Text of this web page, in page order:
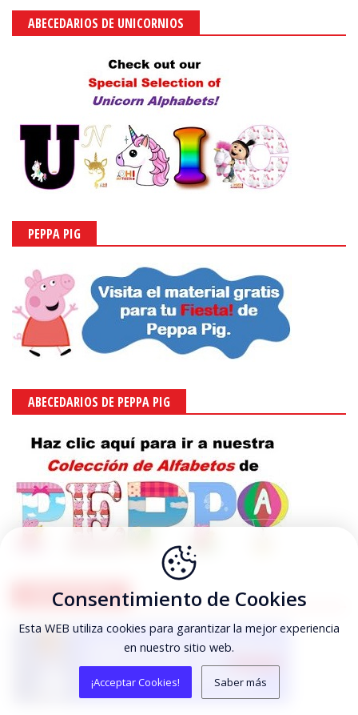
ABECEDARIOS DE UNICORNIOS
PEPPA PIG
ABECEDARIOS DE PEPPA PIG
SOFIA THE FIRST
Consentimiento de Cookies
Esta WEB utiliza cookies para garantizar la mejor experiencia
en nuestro sitio web.
¡Acceptar Cookies! Saber más